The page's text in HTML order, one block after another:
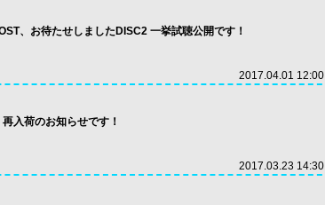
、お待たせしましたDISC2 一挙試聴公開です！
2017.04.01 12:00
入荷のお知らせです！
2017.03.23 14:30